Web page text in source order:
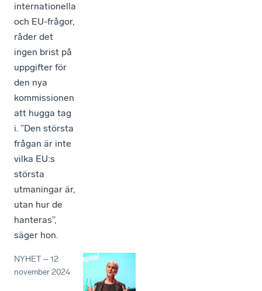
internationella
och EU-frågor,
råder det
ingen brist på
uppgifter för
den nya
kommissionen
att hugga tag
i. ”Den största
frågan är inte
vilka EU:s
största
utmaningar är,
utan hur de
hanteras”,
säger hon.
NYHET –12
november 2024